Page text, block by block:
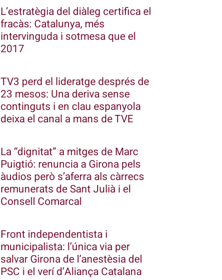
L’estratègia del diàleg certifica el
fracàs: Catalunya, més
intervinguda i sotmesa que el
2017
TV3 perd el lideratge després de
23 mesos: Una deriva sense
continguts i en clau espanyola
deixa el canal a mans de TVE
La “dignitat” a mitges de Marc
Puigtió: renuncia a Girona pels
àudios però s’aferra als càrrecs
remunerats de Sant Julià i el
Consell Comarcal
Front independentista i
municipalista: l’única via per
salvar Girona de l’anestèsia del
PSC i el verí d’Aliança Catalana